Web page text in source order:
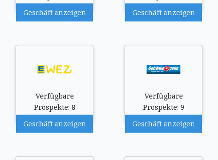
Geschäft anzeigen
Geschäft anzeigen
Verfügbare
Prospekte: 8
Geschäft anzeigen
Verfügbare
Prospekte: 9
Geschäft anzeigen